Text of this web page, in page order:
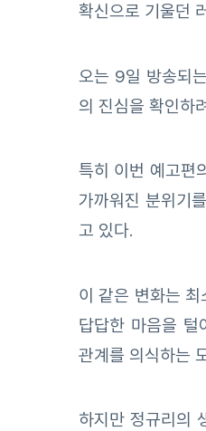
확신으로 기울던
오는 9일 방송되
의 진심을 확인하
특히 이번 예고편
가까워진 분위기
고 있다.
이 같은 변화는
답답한 마음을 털
관계를 의식하는
하지만 정규리의